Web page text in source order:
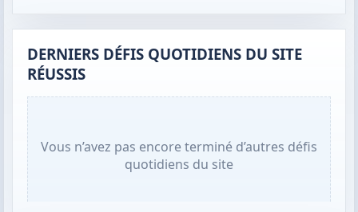
DERNIERS DÉFIS QUOTIDIENS DU SITE
RÉUSSIS
Vous n’avez pas encore terminé d’autres défis
quotidiens du site